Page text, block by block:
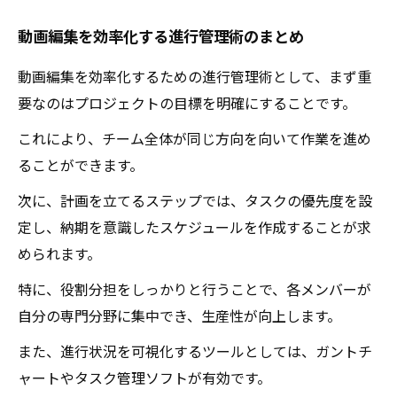
動画編集を効率化する進行管理術のまとめ
動画編集を効率化するための進行管理術として、まず重
要なのはプロジェクトの目標を明確にすることです。
これにより、チーム全体が同じ方向を向いて作業を進め
ることができます。
次に、計画を立てるステップでは、タスクの優先度を設
定し、納期を意識したスケジュールを作成することが求
められます。
特に、役割分担をしっかりと行うことで、各メンバーが
自分の専門分野に集中でき、生産性が向上します。
また、進行状況を可視化するツールとしては、ガントチ
ャートやタスク管理ソフトが有効です。